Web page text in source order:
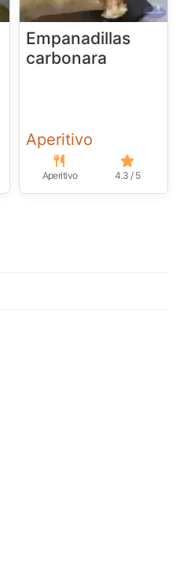
Empanadillas
carbonara
Aperitivo
Aperitivo 4.3 / 5